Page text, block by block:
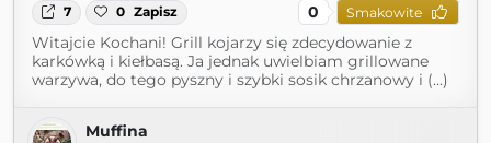
7 0 Zapisz 0 Smakowite
Witajcie Kochani! Grill kojarzy się zdecydowanie z
karkówką i kiełbasą. Ja jednak uwielbiam grillowane
warzywa, do tego pyszny i szybki sosik chrzanowy i (...)
Muffina